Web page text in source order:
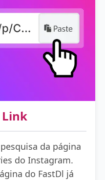
Link
da página
do Instagram.
do FastDl já